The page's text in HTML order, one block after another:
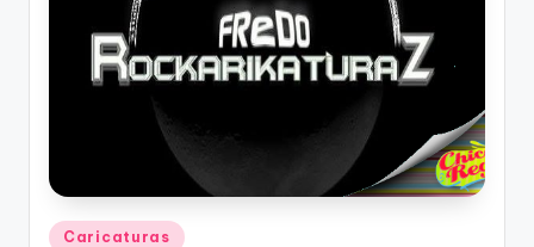
Posted
Caricaturas